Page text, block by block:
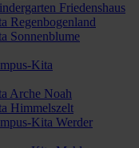
Friedenshaus
Regenbogenland
Sonnenblume
Kita
Arche Noah
Himmelszelt
Kita Werder